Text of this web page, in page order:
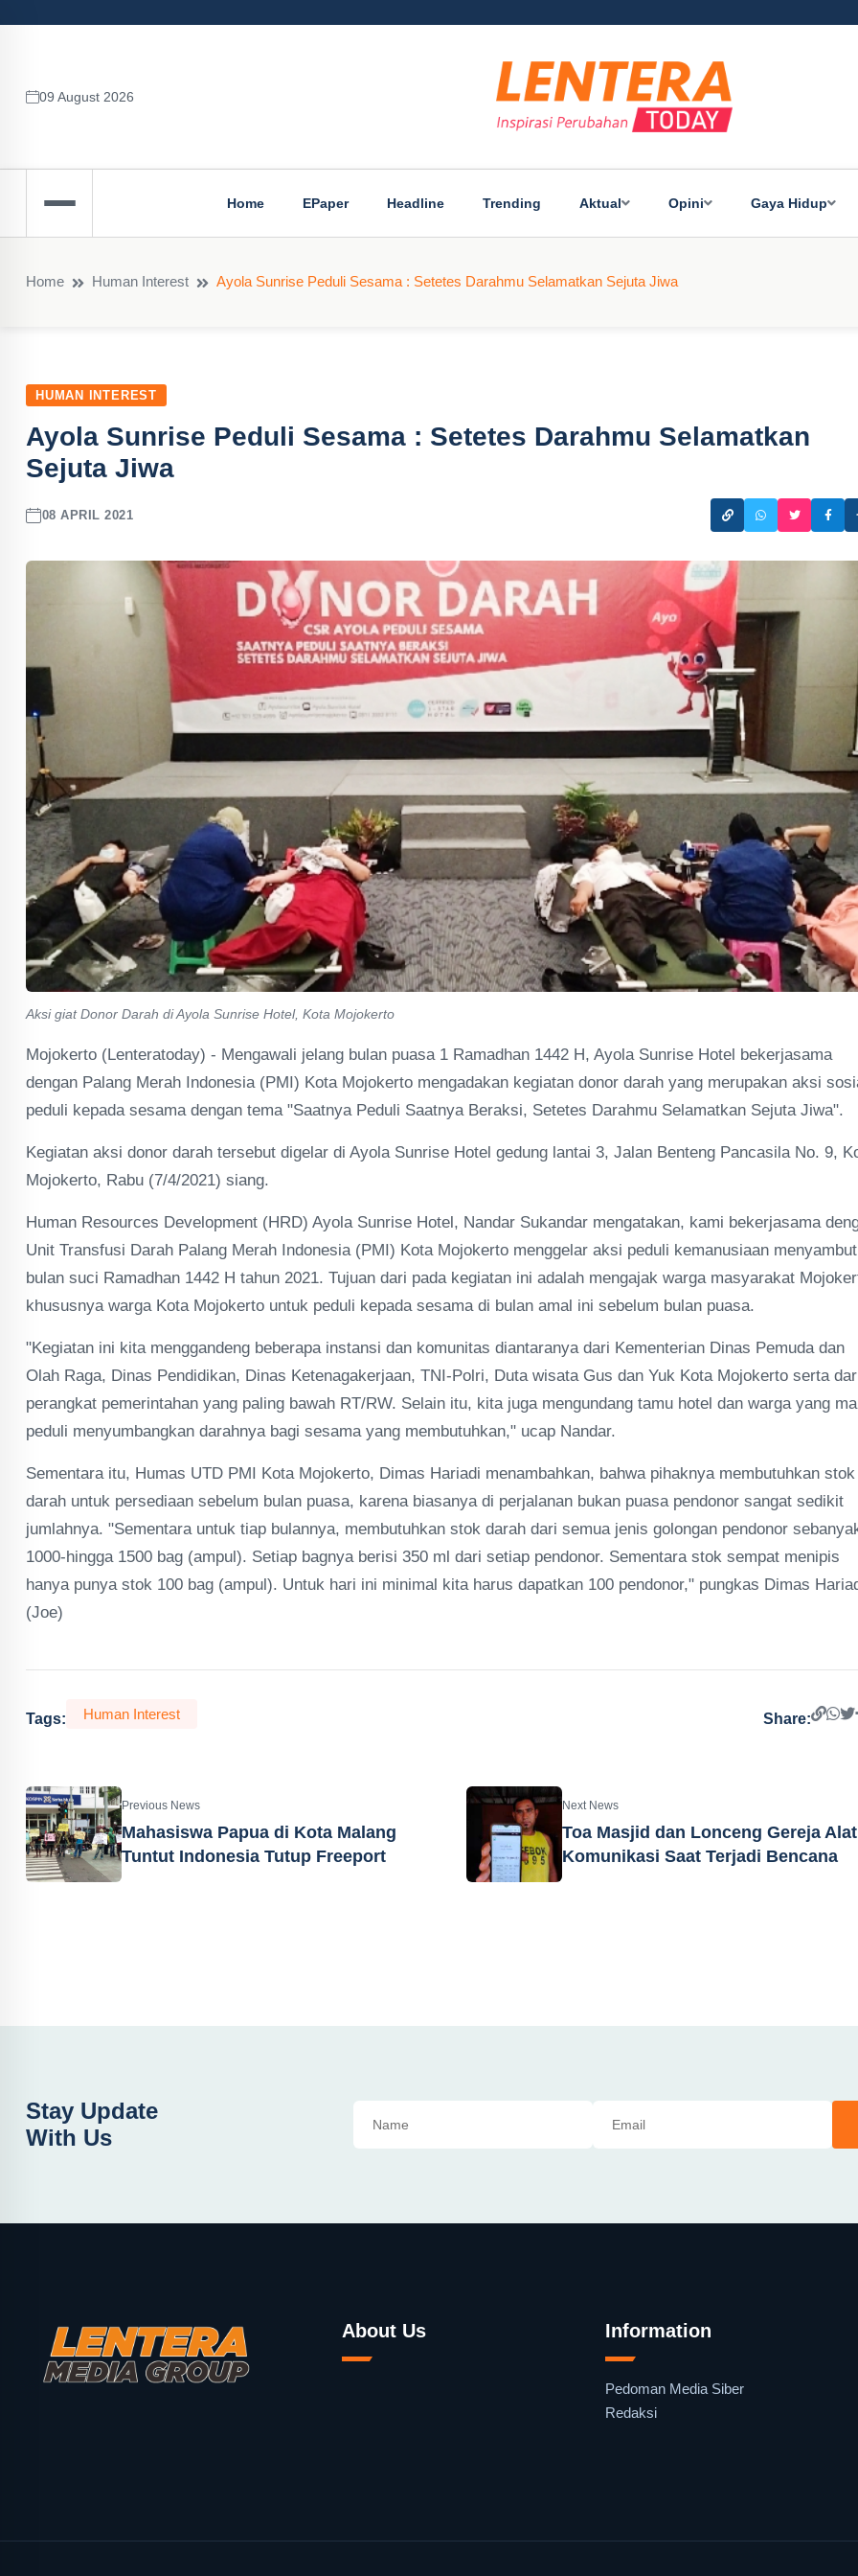
09 August 2026
Home EPaper Headline Trending Aktual Opini Gaya Hidup
Home Human Interest Ayola Sunrise Peduli Sesama : Setetes Darahmu Selamatkan Sejuta Jiwa
HUMAN INTEREST
Ayola Sunrise Peduli Sesama : Setetes Darahmu Selamatkan
Sejuta Jiwa
08 APRIL 2021
Aksi giat Donor Darah di Ayola Sunrise Hotel, Kota Mojokerto
Mojokerto (Lenteratoday) - Mengawali jelang bulan puasa 1 Ramadhan 1442 H, Ayola Sunrise Hotel bekerjasama
dengan Palang Merah Indonesia (PMI) Kota Mojokerto mengadakan kegiatan donor darah yang merupakan aksi
peduli kepada sesama dengan tema "Saatnya Peduli Saatnya Beraksi, Setetes Darahmu Selamatkan Sejuta Jiwa".
Kegiatan aksi donor darah tersebut digelar di Ayola Sunrise Hotel gedung lantai 3, Jalan Benteng Pancasila No. 9,
Mojokerto, Rabu (7/4/2021) siang.
Human Resources Development (HRD) Ayola Sunrise Hotel, Nandar Sukandar mengatakan, kami bekerjasama
Unit Transfusi Darah Palang Merah Indonesia (PMI) Kota Mojokerto menggelar aksi peduli kemanusiaan menyambut
bulan suci Ramadhan 1442 H tahun 2021. Tujuan dari pada kegiatan ini adalah mengajak warga masyarakat
khususnya warga Kota Mojokerto untuk peduli kepada sesama di bulan amal ini sebelum bulan puasa.
"Kegiatan ini kita menggandeng beberapa instansi dan komunitas diantaranya dari Kementerian Dinas Pemuda dan
Olah Raga, Dinas Pendidikan, Dinas Ketenagakerjaan, TNI-Polri, Duta wisata Gus dan Yuk Kota Mojokerto serta
perangkat pemerintahan yang paling bawah RT/RW. Selain itu, kita juga mengundang tamu hotel dan warga yang
peduli menyumbangkan darahnya bagi sesama yang membutuhkan," ucap Nandar.
Sementara itu, Humas UTD PMI Kota Mojokerto, Dimas Hariadi menambahkan, bahwa pihaknya membutuhkan stok
darah untuk persediaan sebelum bulan puasa, karena biasanya di perjalanan bukan puasa pendonor sangat sedikit
jumlahnya. "Sementara untuk tiap bulannya, membutuhkan stok darah dari semua jenis golongan pendonor
1000-hingga 1500 bag (ampul). Setiap bagnya berisi 350 ml dari setiap pendonor. Sementara stok sempat menipis
hanya punya stok 100 bag (ampul). Untuk hari ini minimal kita harus dapatkan 100 pendonor," pungkas Dimas
(Joe)
Tags: Human Interest Share:
Previous News
Mahasiswa Papua di Kota Malang
Tuntut Indonesia Tutup Freeport
Next News
Toa Masjid dan Lonceng Gereja Alat
Komunikasi Saat Terjadi Bencana
Stay Update
With Us
About Us Information
Pedoman Media Siber
Redaksi